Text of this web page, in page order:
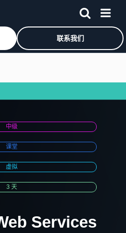
联系我们
中级
课堂
虚拟
3 天
Services